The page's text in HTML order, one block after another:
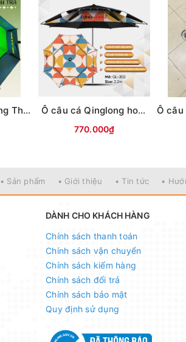
Ô câu cá Qinglong Thanh Trà (tím than-xanh lá) Ô câu cá Qinglong hoạ tiết Nửa hình tròn
770.000₫
• Sản phẩm • Giới thiệu • Tin tức •
DÀNH CHO KHÁCH HÀNG
Chính sách thanh toán
Chính sách vận chuyển
Chính sách kiểm hàng
Chính sách đổi trả
Chính sách bảo mật
Quy định sử dụng